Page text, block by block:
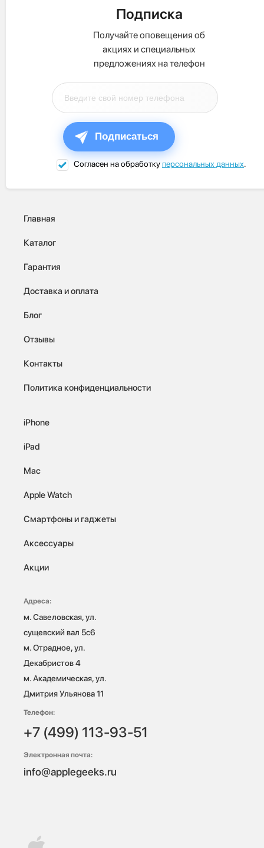
Подписка
Получайте оповещения об
акциях и специальных
предложениях на телефон
Подписаться
Согласен на обработкуперсональных данных.
Главная
Каталог
Гарантия
Доставка и оплата
Блог
Отзывы
Контакты
Политика конфиденциальности
iPhone
iPad
Mac
Apple Watch
Смартфоны и гаджеты
Аксессуары
Акции
Адреса:
м. Савеловская, ул.
сущевский вал 5с6
м. Отрадное, ул.
Декабристов 4
м. Академическая, ул.
Дмитрия Ульянова 11
Телефон:
+7 (499) 113-93-51
Электронная почта:
info@applegeeks.ru